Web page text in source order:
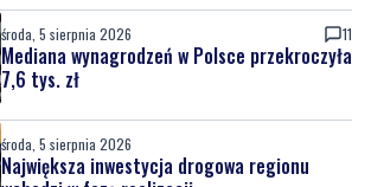
środa, 5 sierpnia 2026 11
Mediana wynagrodzeń w Polsce przekroczyła
7,6 tys. zł
środa, 5 sierpnia 2026
Największa inwestycja drogowa regionu